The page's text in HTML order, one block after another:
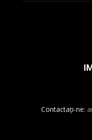
Contactați-ne: